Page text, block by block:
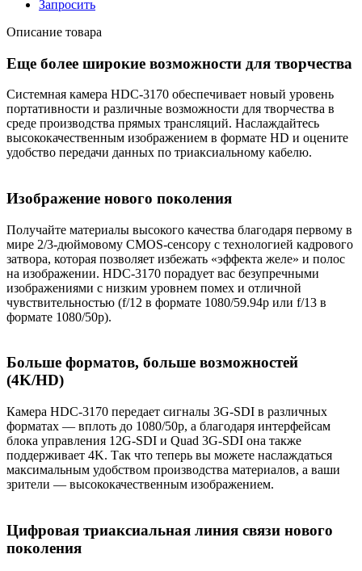
Запросить
Описание товара
Еще более широкие возможности для творчества
Системная камера HDC-3170 обеспечивает новый уровень
портативности и различные возможности для творчества в
среде производства прямых трансляций. Наслаждайтесь
высококачественным изображением в формате HD и оцените
удобство передачи данных по триаксиальному кабелю.
Изображение нового поколения
Получайте материалы высокого качества благодаря первому в
мире 2/3-дюймовому CMOS-сенсору с технологией кадрового
затвора, которая позволяет избежать «эффекта желе» и полос
на изображении. HDC-3170 порадует вас безупречными
изображениями с низким уровнем помех и отличной
чувствительностью (f/12 в формате 1080/59.94p или f/13 в
формате 1080/50p).
Больше форматов, больше возможностей
(4K/HD)
Камера HDC-3170 передает сигналы 3G-SDI в различных
форматах — вплоть до 1080/50p, а благодаря интерфейсам
блока управления 12G-SDI и Quad 3G-SDI она также
поддерживает 4K. Так что теперь вы можете наслаждаться
максимальным удобством производства материалов, а ваши
зрители — высококачественным изображением.
Цифровая триаксиальная линия связи нового
поколения